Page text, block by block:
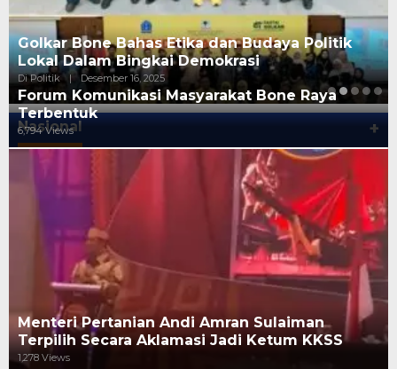
Golkar Bone Bahas Etika dan Budaya Politik
Lokal Dalam Bingkai Demokrasi
Di Politik | Desember 16, 2025
Nasional +
Forum Komunikasi Masyarakat Bone Raya
Terbentuk
6,794 Views
Menteri Pertanian Andi Amran Sulaiman
Terpilih Secara Aklamasi Jadi Ketum KKSS
1,278 Views